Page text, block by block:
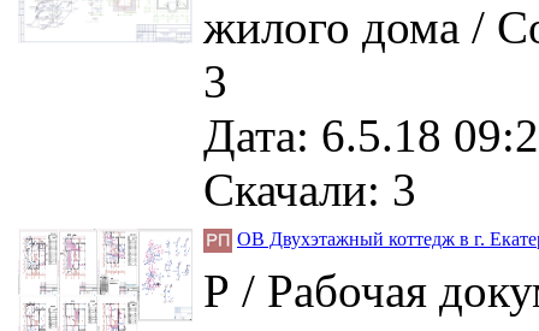
жилого дома /
3
Дата: 6.5.18
Скачали: 3
ОВ Двухэтажный коттедж в г.
Р / Рабочая